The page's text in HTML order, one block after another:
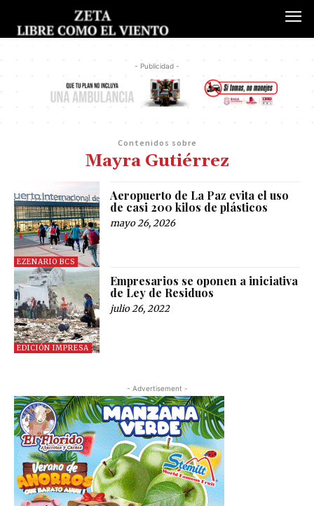
- Publicidad -
Contenidos sobre
Mayra Gutiérrez
EZENARIO BCS
Aeropuerto de La Paz evita el uso
de casi 200 kilos de plásticos
mayo 26, 2026
EDICIÓN IMPRESA
Empresarios se oponen a iniciativa
de Ley de Residuos
julio 26, 2022
- Advertisement -